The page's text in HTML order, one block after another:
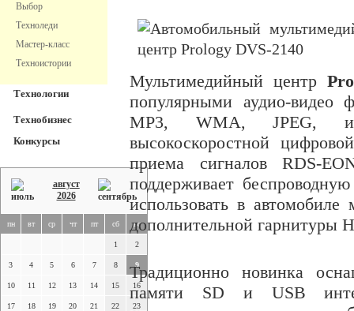
Выбор
Техноледи
Мастер-класс
Техноистории
Технологии
Технобизнес
Конкурсы
август
2026
пн вт ср чт пт сб вс
1 2
3 4 5 6 7 8 9
10 11 12 13 14 15 16
17 18 19 20 21 22 23
Мультимедийный центр
популярными аудио-
MP3, WMA, JPEG,
высокоскоростной
приема сигналов RDS-
поддерживает
использовать в
дополнительной гарнитуры
Традиционно новинка
памяти SD и USB